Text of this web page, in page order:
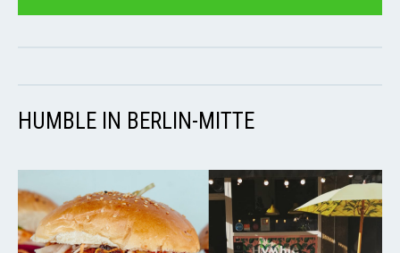
HUMBLE IN BERLIN-MITTE